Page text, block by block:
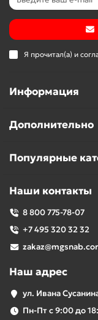
Я прочитал(а) и
Информация
Дополнительно
Популярные
Наши контакты
8 800 775-78-07
+7 495 320 32 32
Наш адрес
ул. Ивана
Пн-Пт с 9:00 до